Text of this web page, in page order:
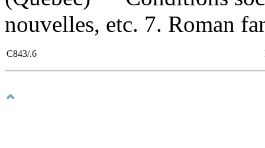
nouvelles, etc. 7. Roman
C843/.6